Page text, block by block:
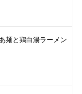
麺と鶏白湯ラーメン